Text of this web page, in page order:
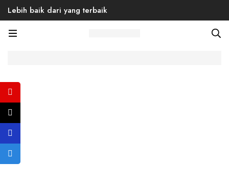
Lebih baik dari yang terbaik